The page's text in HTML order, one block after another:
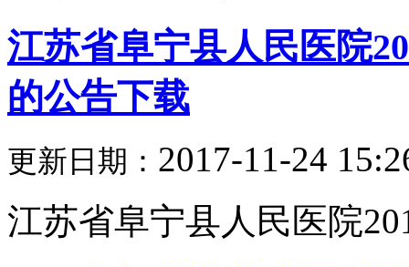
江苏省阜宁县人民医院
的公告下载
更新日期： 2017-11-24
江苏省阜宁县人民医院